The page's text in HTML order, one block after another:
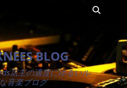
索
BLOG
店主の適度にゆるいル
音楽ブログ